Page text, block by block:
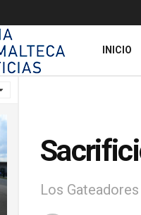
INICIO
Los